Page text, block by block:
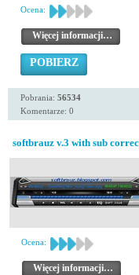
Ocena:
Więcej informacji…
POBIERZ
Pobrania: 56534
Komentarze: 0
softbrauz v.3 with sub
Ocena:
Więcej informacji…